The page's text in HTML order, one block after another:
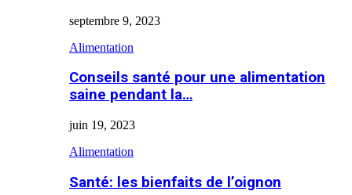
septembre 9, 2023
Alimentation
Conseils santé pour une alimentation
saine pendant la…
juin 19, 2023
Alimentation
Santé: les bienfaits de l’oignon